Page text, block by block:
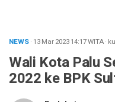
NEWS· 13 Mar 202314:17WITA·
Wali Kota Palu
2022 ke BPK